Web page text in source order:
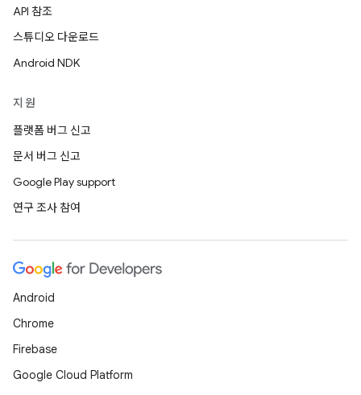
API 참조
스튜디오 다운로드
Android NDK
지원
플랫폼 버그 신고
문서 버그 신고
Google Play support
연구 조사 참여
Android
Chrome
Firebase
Google Cloud Platform